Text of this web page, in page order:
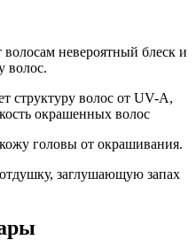
невероятный блеск и
волос.
структуру волос от UV-A,
окрашенных волос
головы от окрашивания.
заглушающую запах